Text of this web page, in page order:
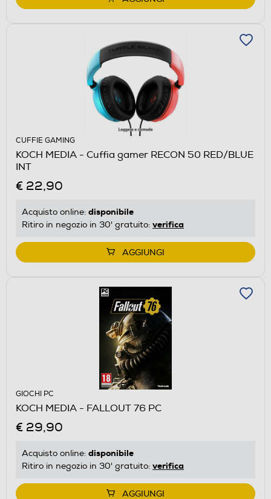
CUFFIE GAMING
KOCH MEDIA - Cuffia gamer RECON 50 RED/BLUE
INT
€ 22,90
Acquisto online: disponibile
Ritiro in negozio in 30' gratuito: verifica
AGGIUNGI
GIOCHI PC
KOCH MEDIA - FALLOUT 76 PC
€ 29,90
Acquisto online: disponibile
Ritiro in negozio in 30' gratuito: verifica
AGGIUNGI